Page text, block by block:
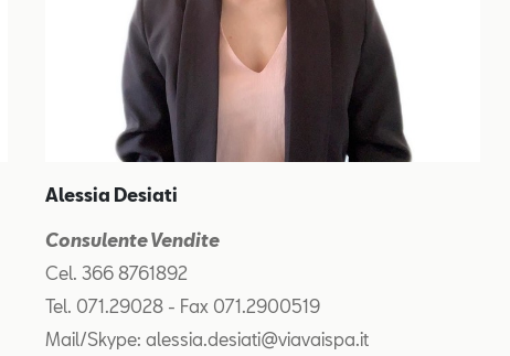
Alessia Desiati
Consulente Vendite
Cel. 366 8761892
Tel. 071.29028 - Fax 071.2900519
Mail/Skype: alessia.desiati@viavaispa.it